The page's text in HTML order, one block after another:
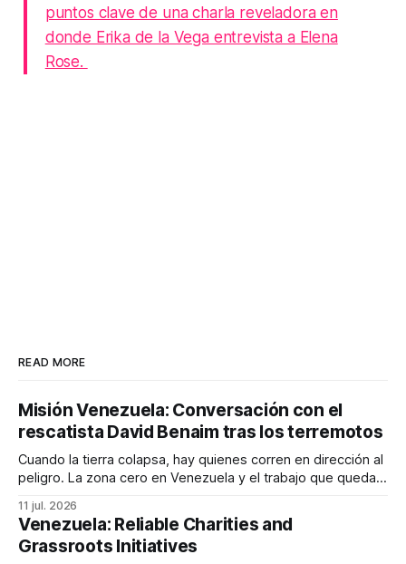
puntos clave de una charla reveladora en
donde Erika de la Vega entrevista a Elena
Rose.
READ MORE
Misión Venezuela: Conversación con el
rescatista David Benaim tras los terremotos
Cuando la tierra colapsa, hay quienes corren en dirección al
peligro. La zona cero en Venezuela y el trabajo que queda
11 jul. 2026
Venezuela: Reliable Charities and
Grassroots Initiatives